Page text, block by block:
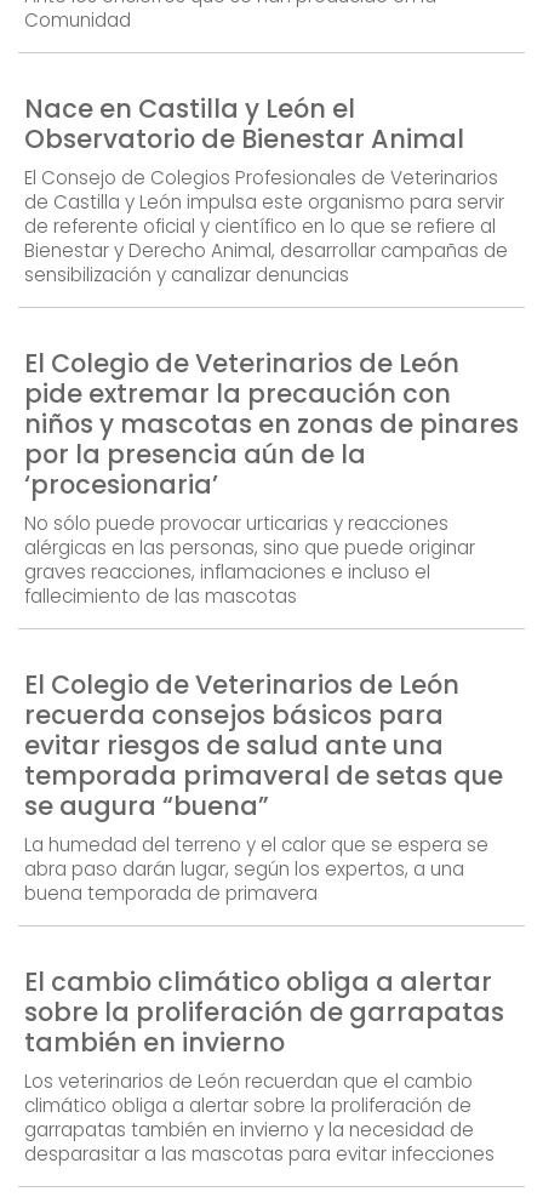
Comunidad
Nace en Castilla y León el
Observatorio de Bienestar Animal
El Consejo de Colegios Profesionales de Veterinarios
de Castilla y León impulsa este organismo para servir
de referente oficial y científico en lo que se refiere al
Bienestar y Derecho Animal, desarrollar campañas de
sensibilización y canalizar denuncias
El Colegio de Veterinarios de León
pide extremar la precaución con
niños y mascotas en zonas de pinares
por la presencia aún de la
‘procesionaria’
No sólo puede provocar urticarias y reacciones
alérgicas en las personas, sino que puede originar
graves reacciones, inflamaciones e incluso el
fallecimiento de las mascotas
El Colegio de Veterinarios de León
recuerda consejos básicos para
evitar riesgos de salud ante una
temporada primaveral de setas que
se augura “buena”
La humedad del terreno y el calor que se espera se
abra paso darán lugar, según los expertos, a una
buena temporada de primavera
El cambio climático obliga a alertar
sobre la proliferación de garrapatas
también en invierno
Los veterinarios de León recuerdan que el cambio
climático obliga a alertar sobre la proliferación de
garrapatas también en invierno y la necesidad de
desparasitar a las mascotas para evitar infecciones